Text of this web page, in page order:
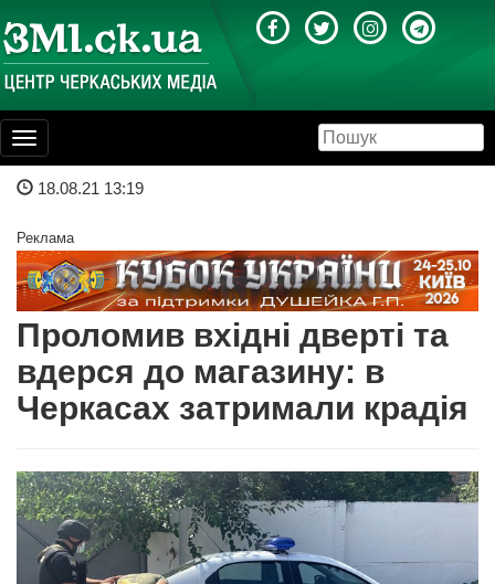
Toggle
navigation
18.08.21 13:19
Реклама
Проломив вхідні дверті та
вдерся до магазину: в
Черкасах затримали крадія